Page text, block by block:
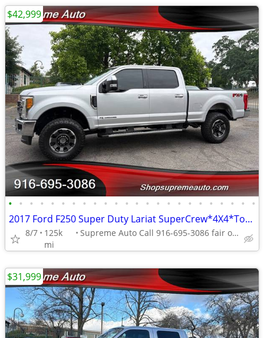
• • • • • • • • • • • • • • • • • • • • • • • •
2017 Ford F250 Super Duty Lariat SuperCrew*4X4*Tow Package*Lifted*FX4*
8/7
125k
mi
Supreme Auto Call 916-695-3086 fair oaks
$42,999
$31,999